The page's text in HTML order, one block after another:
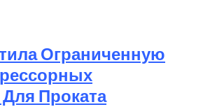
Ограниченную
Проката